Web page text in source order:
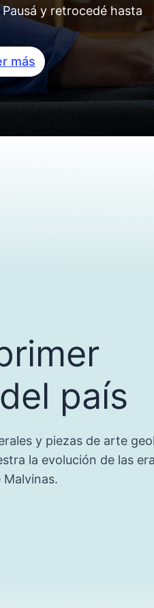
y retrocedé hasta
más
país
y piezas de arte
la evolución de las